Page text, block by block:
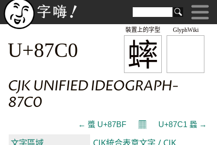
GlyphWiki
蟀
裝置上的字型
U+87C0
CJK UNIFIED IDEOGRAPH-
87C0
← 螿 U+87BF 𝄜 U+87C1 蟁 →
文字區域
CJK統合表意文字 / CJK